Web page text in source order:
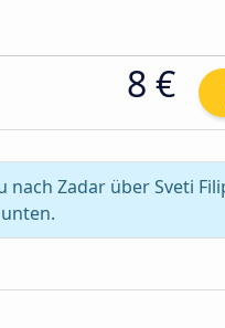
8 €
Zadar über Sveti